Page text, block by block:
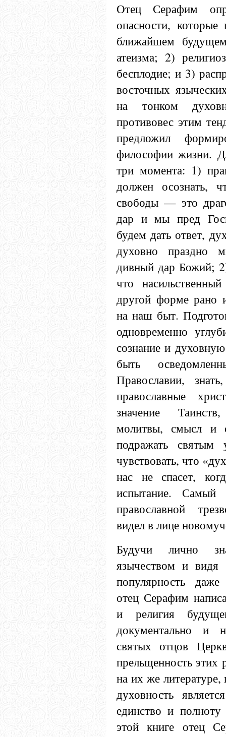
Отец Серафим
опасности, которые
ближайшем
атеизма; 2)
бесплодие; и 3)
восточных
на тонком
противовес этим
предложил
философии жизни.
три момента: 1)
должен осознать,
свободы — это
дар и мы пред
будем дать ответ,
духовно праздно
дивный дар Божий;
что
другой форме рано
на наш быт.
одновременно
сознание и
быть
Православии,
православные
значение
молитвы, смысл и
подражать
чувствовать, что
нас не спасет,
испытание. Самый
православной
видел в лице
Будучи лично
язычеством и видя
популярность
отец Серафим
и религия
документально и
святых отцов
прельщенность этих
на их же
духовность
единство и
этой книге отец